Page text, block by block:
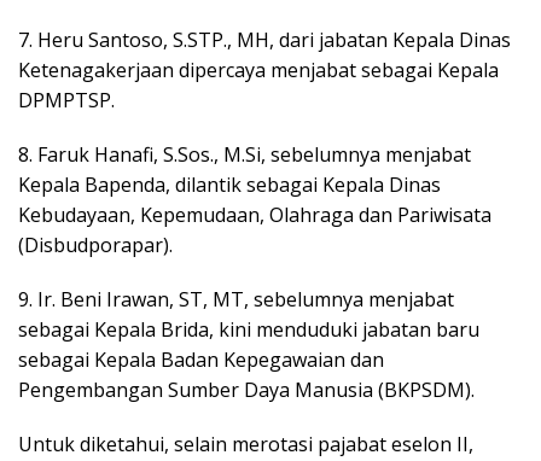
7. Heru Santoso, S.STP., MH, dari jabatan Kepala Dinas
Ketenagakerjaan dipercaya menjabat sebagai Kepala
DPMPTSP.
8. Faruk Hanafi, S.Sos., M.Si, sebelumnya menjabat
Kepala Bapenda, dilantik sebagai Kepala Dinas
Kebudayaan, Kepemudaan, Olahraga dan Pariwisata
(Disbudporapar).
9. Ir. Beni Irawan, ST, MT, sebelumnya menjabat
sebagai Kepala Brida, kini menduduki jabatan baru
sebagai Kepala Badan Kepegawaian dan
Pengembangan Sumber Daya Manusia (BKPSDM).
Untuk diketahui, selain merotasi pajabat eselon II,